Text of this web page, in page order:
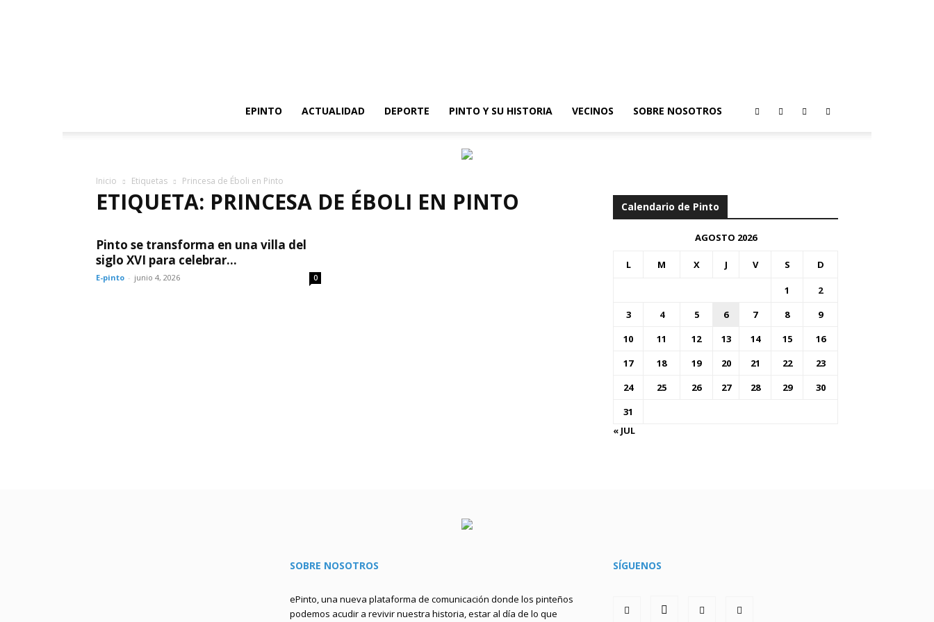
EPINTO
ACTUALIDAD DEPORTE PINTO Y SU HISTORIA VECINOS SOBRE NOSOTROS
Inicio Etiquetas Princesa de Éboli en Pinto
ETIQUETA: PRINCESA DE ÉBOLI EN PINTO
Pinto se transforma en una villa del
siglo XVI para celebrar...
E-pinto - junio 4, 2026 0
Calendario de Pinto
AGOSTO 2026
L M X J V S D
1
2
3
4 5 6 7 8
9
10
11 12 13 14 15
16
17
18 19 20 21 22
23
24
25 26 27 28 29
30
31
« JUL
SOBRE NOSOTROS
ePinto, una nueva plataforma de comunicación donde los pinteños
podemos acudir a revivir nuestra historia, estar al día de lo que
SÍGUENOS